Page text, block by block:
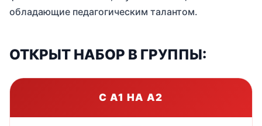
обладающие педагогическим талантом.
ОТКРЫТ НАБОР В ГРУППЫ:
С А1 НА А2